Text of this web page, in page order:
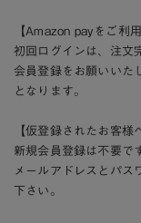
【Amazon payをご利
初回ログインは、注文
会員登録をお願いいた
となります。
【仮登録されたお客様
新規会員登録は不要で
メールアドレスとパス
下さい。